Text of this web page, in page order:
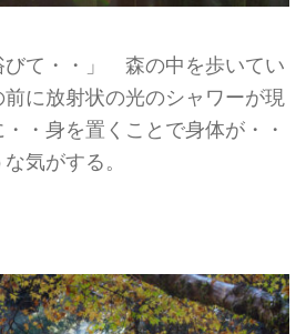
びて・・」 森の中を歩いてい
に放射状の光のシャワーが現
・身を置くことで身体が・・
気がする。